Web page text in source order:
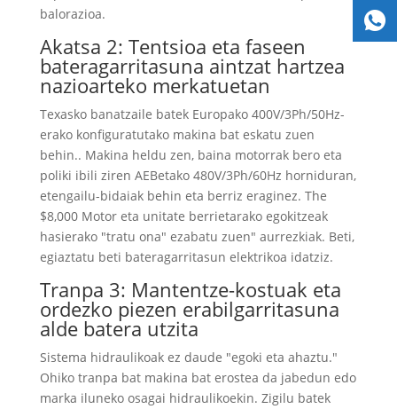
balorazioa.
Akatsa 2: Tentsioa eta faseen
bateragarritasuna aintzat hartzea
nazioarteko merkatuetan
Texasko banatzaile batek Europako 400V/3Ph/50Hz-
erako konfiguratutako makina bat eskatu zuen
behin.. Makina heldu zen, baina motorrak bero eta
poliki ibili ziren AEBetako 480V/3Ph/60Hz horniduran,
etengailu-bidaiak behin eta berriz eraginez. The
$8,000 Motor eta unitate berrietarako egokitzeak
hasierako "tratu ona" ezabatu zuen" aurrezkiak. Beti,
egiaztatu beti bateragarritasun elektrikoa idatziz.
Tranpa 3: Mantentze-kostuak eta
ordezko piezen erabilgarritasuna
alde batera utzita
Sistema hidraulikoak ez daude "egoki eta ahaztu."
Ohiko tranpa bat makina bat erostea da jabedun edo
marka iluneko osagai hidraulikoekin. Zigilu batek